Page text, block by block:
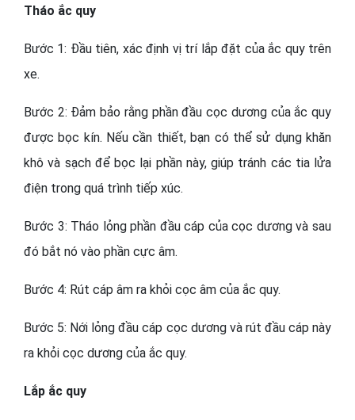
Tháo ắc quy
Bước 1: Đầu tiên, xác định vị trí lắp đặt của ắc quy trên
xe.
Bước 2: Đảm bảo rằng phần đầu cọc dương của ắc quy
được bọc kín. Nếu cần thiết, bạn có thể sử dụng khăn
khô và sạch để bọc lại phần này, giúp tránh các tia lửa
điện trong quá trình tiếp xúc.
Bước 3: Tháo lỏng phần đầu cáp của cọc dương và sau
đó bắt nó vào phần cực âm.
Bước 4: Rút cáp âm ra khỏi cọc âm của ắc quy.
Bước 5: Nới lỏng đầu cáp cọc dương và rút đầu cáp này
ra khỏi cọc dương của ắc quy.
Lắp ắc quy